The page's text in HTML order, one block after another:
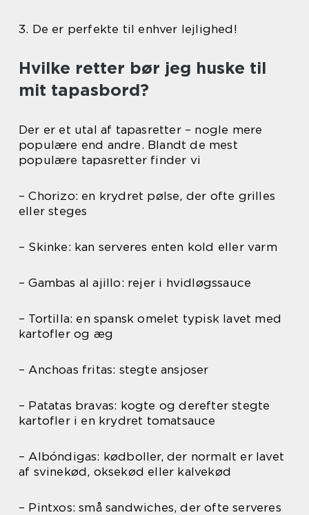
3. De er perfekte til enhver lejlighed!
Hvilke retter bør jeg huske til
mit tapasbord?
Der er et utal af tapasretter – nogle mere
populære end andre. Blandt de mest
populære tapasretter finder vi
– Chorizo: en krydret pølse, der ofte grilles
eller steges
– Skinke: kan serveres enten kold eller varm
– Gambas al ajillo: rejer i hvidløgssauce
– Tortilla: en spansk omelet typisk lavet med
kartofler og æg
– Anchoas fritas: stegte ansjoser
– Patatas bravas: kogte og derefter stegte
kartofler i en krydret tomatsauce
– Albóndigas: kødboller, der normalt er lavet
af svinekød, oksekød eller kalvekød
– Pintxos: små sandwiches, der ofte serveres